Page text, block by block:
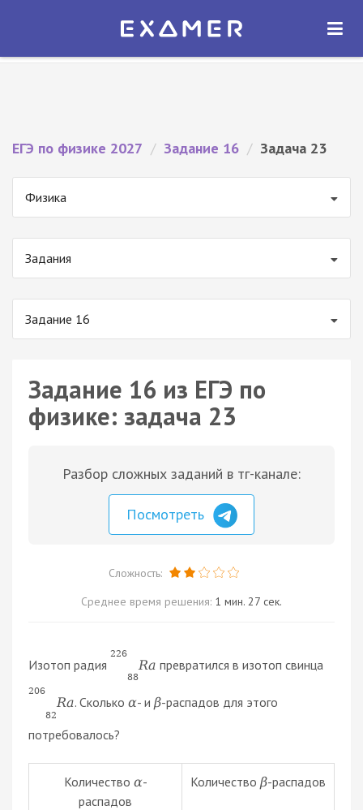
Экзамер — ЕГЭ 2027
ОТКРЫТЬ
ЕГЭ по физике 2027 / Задание 16 / Задача 23
Физика
Задания
Задание 16
Задание 16 из ЕГЭ по
физике: задача 23
Разбор сложных заданий в тг-канале:
Посмотреть
Сложность:
Среднее время решения: 1 мин. 27 сек.
Изотоп радия
226
88
Ra превратился в изотоп свинца
206
82
Ra. Сколько α- и β-распадов для этого
потребовалось?
Количество α-
распадов
Количество β-распадов